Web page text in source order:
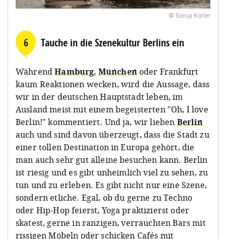
© Sonja Koller
6 Tauche in die Szenekultur Berlins ein
WährendHamburg, Münchenoder Frankfurt
kaum Reaktionen wecken, wird die Aussage, dass
wir in der deutschen Hauptstadt leben, im
Ausland meist mit einem begeisterten "Oh, I love
Berlin!" kommentiert. Und ja, wir lieben Berlin
auch und sind davon überzeugt, dass die Stadt zu
einer tollen Destination in Europa gehört, die
man auch sehr gut alleine besuchen kann. Berlin
ist riesig und es gibt unheimlich viel zu sehen, zu
tun und zu erleben. Es gibt nicht nur eine Szene,
sondern etliche. Egal, ob du gerne zu Techno
oder Hip-Hop feierst, Yoga praktizierst oder
skatest, gerne in ranzigen, verrauchten Bars mit
rissigen Möbeln oder schicken Cafés mit